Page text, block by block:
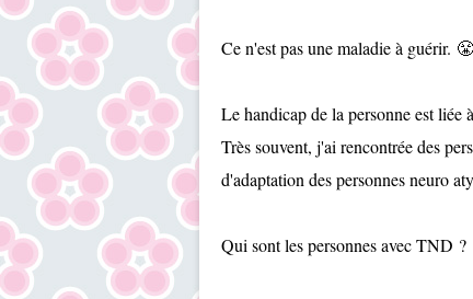
Ce n'est pas une maladie à guérir. 😤
Le handicap de la personne est
Très souvent, j'ai rencontrée des
d'adaptation des personnes neuro
Qui sont les personnes avec TND ?